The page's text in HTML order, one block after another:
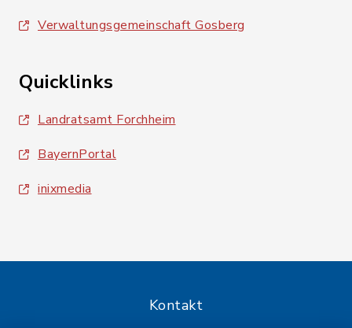
Verwaltungsgemeinschaft Gosberg
Quicklinks
Landratsamt Forchheim
BayernPortal
inixmedia
Kontakt